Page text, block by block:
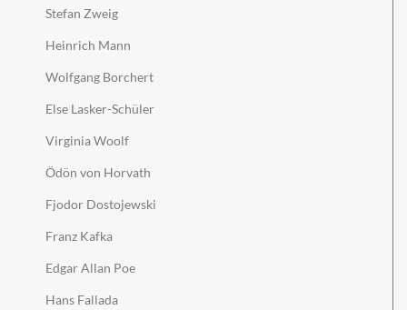
Stefan Zweig
Heinrich Mann
Wolfgang Borchert
Else Lasker-Schüler
Virginia Woolf
Ödön von Horvath
Fjodor Dostojewski
Franz Kafka
Edgar Allan Poe
Hans Fallada